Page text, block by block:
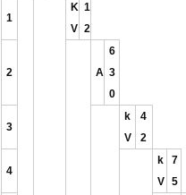
1
K
V
1
2
2 A
6
3
0
3
k
V
4
2
4
k
V
7
5